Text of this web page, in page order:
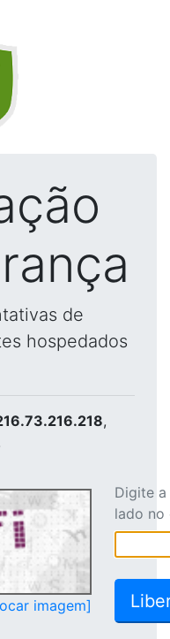
de
hospedados
,
imagem]
Digite
lado no